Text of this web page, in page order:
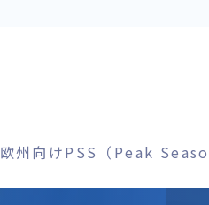
欧州向けPSS（Peak